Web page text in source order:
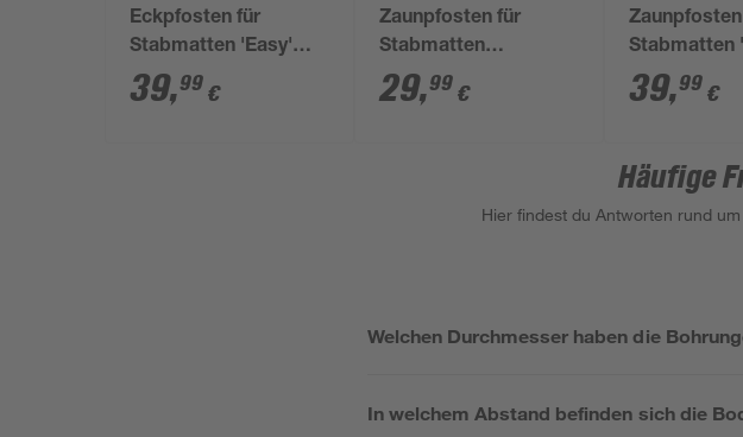
Eckpfosten für
Stabmatten 'Easy'
grün 6 x 6 x 148 cm
39,99 €
Zaunpfosten für
Stabmatten
'Essential' grün 4 x 4 x
220 cm
29,99 €
Stabmatten
grün 6 x 4 x
39,99 €
Häufige
Hier findest du Antworten rund
Welchen Durchmesser haben die
In welchem Abstand befinden sich die